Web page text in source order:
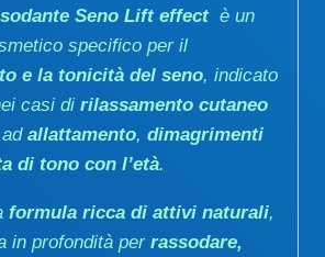
Seno Lift effect è un
specifico per il
e la tonicità del seno, indicato
casi di rilassamento cutaneo
allattamento, dimagrimenti
di tono con l’età.
formula ricca di attivi naturali,
in profondità per rassodare,